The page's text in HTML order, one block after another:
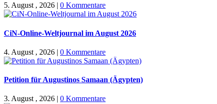
5. August , 2026 | 0 Kommentare
CiN-Online-Weltjournal im August 2026
4. August , 2026 | 0 Kommentare
Petition für Augustinos Samaan (Ägypten)
3. August , 2026 | 0 Kommentare